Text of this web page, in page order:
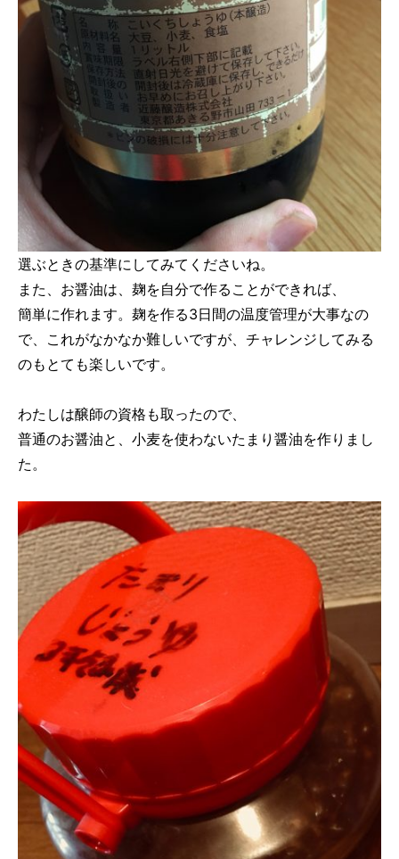
選ぶときの基準にしてみてくださいね。
また、お醤油は、麹を自分で作ることができれば、
簡単に作れます。麹を作る3日間の温度管理が大事なの
で、これがなかなか難しいですが、チャレンジしてみる
のもとても楽しいです。
わたしは醸師の資格も取ったので、
普通のお醤油と、小麦を使わないたまり醤油を作りまし
た。